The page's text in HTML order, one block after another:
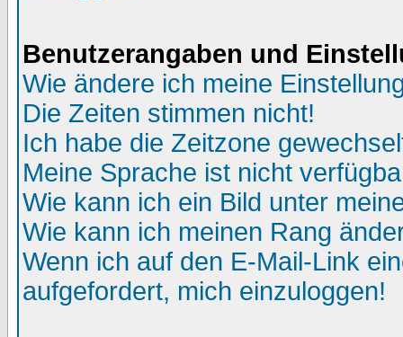
Benutzerangaben und
Wie ändere ich meine
Die Zeiten stimmen nicht!
Ich habe die Zeitzone
Meine Sprache ist nicht
Wie kann ich ein Bild unter
Wie kann ich meinen Rang
Wenn ich auf den E-Mail-Link
aufgefordert, mich einzuloggen!